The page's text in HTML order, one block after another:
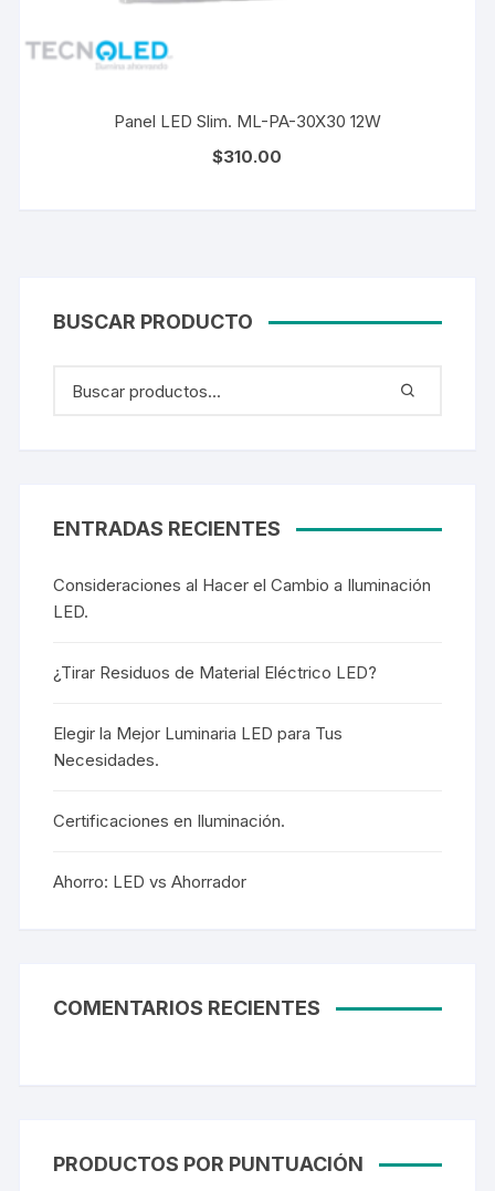
Panel LED Slim. ML-PA-30X30 12W
$310.00
BUSCAR PRODUCTO
ENTRADAS RECIENTES
Consideraciones al Hacer el Cambio a Iluminación
LED.
¿Tirar Residuos de Material Eléctrico LED?
Elegir la Mejor Luminaria LED para Tus
Necesidades.
Certificaciones en Iluminación.
Ahorro: LED vs Ahorrador
COMENTARIOS RECIENTES
PRODUCTOS POR PUNTUACIÓN